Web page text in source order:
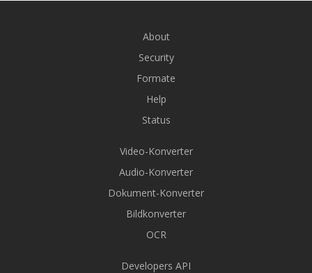
About
Security
Formate
Help
Status
Video-Konverter
Audio-Konverter
Dokument-Konverter
Bildkonverter
OCR
Developers API